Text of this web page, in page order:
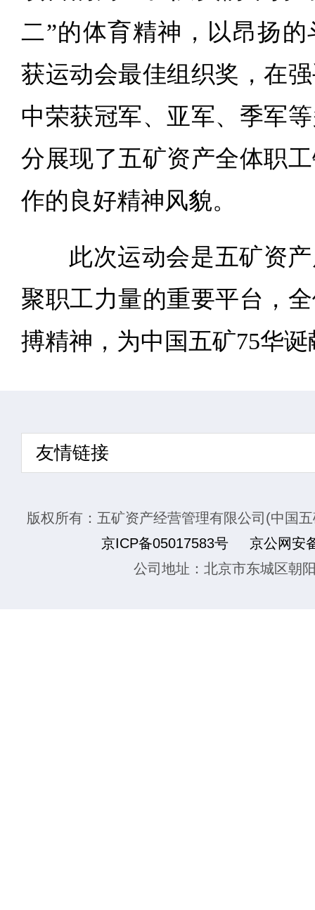
二”的体育精神，以昂扬
获运动会最佳组织奖，在
中荣获冠军、亚军、季军
分展现了五矿资产全体职
作的良好精神风貌。
此次运动会是五矿资
聚职工力量的重要平台，
搏精神，为中国五矿75华诞
友情链接
版权所有：五矿资产经营管理有限公司(中国
京ICP备05017583号
京公网安
公司地址：北京市东城区朝